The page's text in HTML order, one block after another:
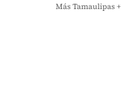
Más Tamaulipas